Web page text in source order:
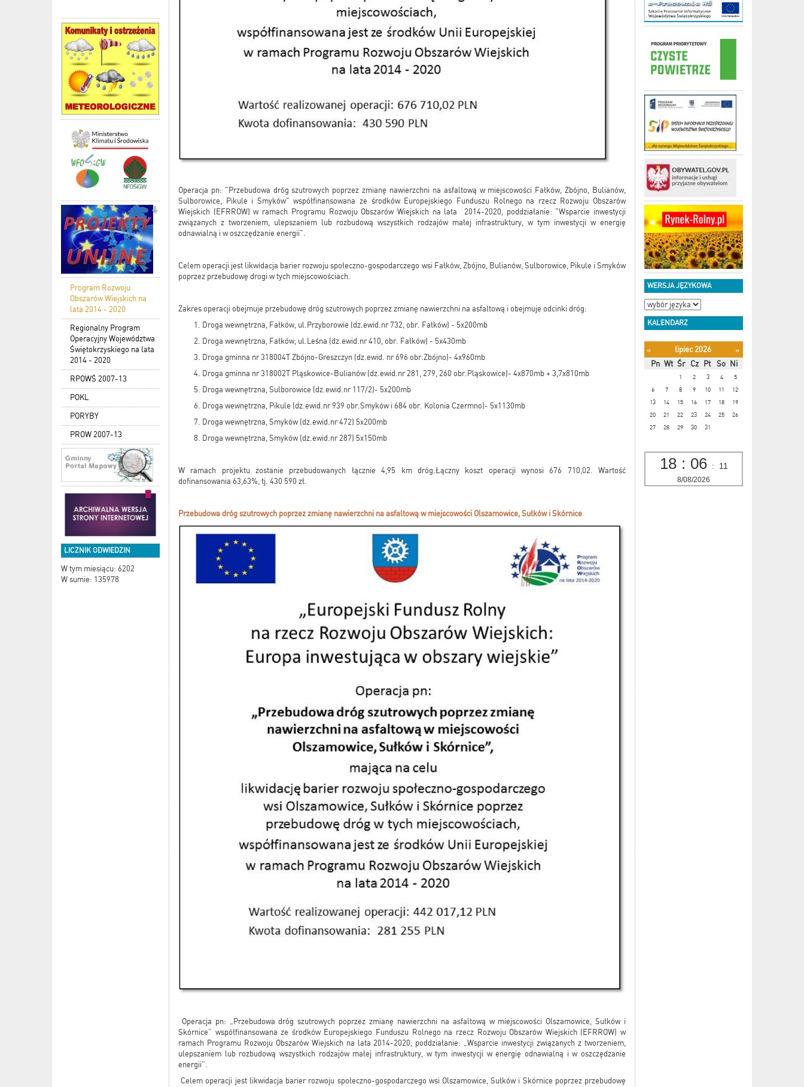
Program Rozwoju
Obszarów Wiejskich na
lata 2014 - 2020
Regionalny Program
Operacyjny Województwa
Świętokrzyskiego na lata
2014 - 2020
RPOWŚ 2007-13
POKL
PORYBY
PROW 2007-13
LICZNIK ODWIEDZIN
W tym miesiącu: 6202
W sumie: 135978
Operacja pn: "Przebudowa dróg szutrowych poprzez zmianę nawierzchni na asfaltową w miejscowości Fałków, Zbójno, Bulianów,
Sulborowice, Pikule i Smyków" współfinansowana ze środków Europejskiego Funduszu Rolnego na rzecz Rozwoju Obszarów
Wiejskich (EFRROW) w ramach Programu Rozwoju Obszarów Wiejskich na lata 2014-2020, poddziałanie: "Wsparcie inwestycji
związanych z tworzeniem, ulepszaniem lub rozbudową wszystkich rodzajów małej infrastruktury, w tym inwestycji w energię
odnawialną i w oszczędzanie energii".
Celem operacji jest likwidacja barier rozwoju społeczno-gospodarczego wsi Fałków, Zbójno, Bulianów, Sulborowice, Pikule i Smyków
poprzez przebudowę drogi w tych miejscowościach.
Zakres operacji obejmuje przebudowę dróg szutrowych poprzez zmianę nawierzchni na asfaltową i obejmuje odcinki dróg:
Droga wewnętrzna, Fałków, ul.Przyborowie (dz.ewid.nr 732, obr. Fałków) - 5x200mb
Droga wewnętrzna, Fałków, ul.Leśna (dz.ewid.nr 410, obr. Fałków) - 5x430mb
Droga gminna nr 318004T Zbójno-Greszczyn (dz.ewid. nr 696 obr.Zbójno)- 4x960mb
Droga gminna nr 318002T Pląskowice-Bulianów (dz.ewid.nr 281, 279, 260 obr.Pląskowice)- 4x870mb + 3,7x810mb
Droga wewnętrzna, Sulborowice (dz.ewid.nr 117/2)- 5x200mb
Droga wewnętrzna, Pikule (dz.ewid.nr 939 obr.Smyków i 684 obr. Kolonia Czermno)- 5x1130mb
Droga wewnętrzna, Smyków (dz.ewid.nr 472) 5x200mb
Droga wewnętrzna, Smyków (dz.ewid.nr 287) 5x150mb
W ramach projektu zostanie przebudowanych łącznie 4,95 km dróg.Łączny koszt operacji wynosi 676 710,02. Wartość
dofinansowania 63,63%, tj. 430 590 zł.
Przebudowa dróg szutrowych poprzez zmianę nawierzchni na asfaltową w miejscowości Olszamowice, Sułków i Skórnice
Operacja pn: „Przebudowa dróg szutrowych poprzez zmianę nawierzchni na asfaltową w miejscowości Olszamowice, Sułków i
Skórnice” współfinansowana ze środków Europejskiego Funduszu Rolnego na rzecz Rozwoju Obszarów Wiejskich (EFRROW) w
ramach Programu Rozwoju Obszarów Wiejskich na lata 2014-2020, poddziałanie: „Wsparcie inwestycji związanych z tworzeniem,
ulepszaniem lub rozbudową wszystkich rodzajów małej infrastruktury, w tym inwestycji w energię odnawialną i w oszczędzanie
energii”.
Celem operacji jest likwidacja barier rozwoju społeczno-gospodarczego wsi Olszamowice, Sułków i Skórnice poprzez przebudowę
WERSJA JĘZYKOWA
KALENDARZ
« lipiec 2026
»
Pn Wt Śr Cz Pt So Ni
1 2 3 4
5
6
7 8 9 10 11
12
13
14 15 16 17 18
19
20
21 22 23 24 25
26
27
28 29 30 31
18 : 06 : 12
8/08/2026